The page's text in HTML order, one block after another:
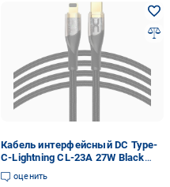
Кабель интерфейсный DC Type-
C-Lightning CL-23A 27W Black
(36976)
оценить